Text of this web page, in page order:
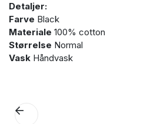
Detaljer:
Farve Black
Materiale 100% cotton
Størrelse Normal
Vask Håndvask